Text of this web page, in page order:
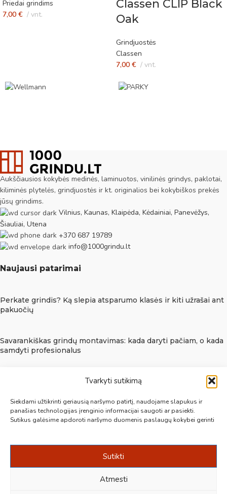
Tvarkyti sutikimą
Siekdami užtikrinti geriausią naršymo patirtį, naudojame slapukus ir
panašias technologijas įrenginio informacijai saugoti ar pasiekti.
Sutikus galėsime apdoroti naršymo duomenis paslaugų kokybei gerinti
Sutikti
Atmesti
Priedai grindims
7,00 € vnt.
Classen CLIP Black
Oak
Grindjuostės
Classen
7,00 € vnt.
Aukščiausios kokybės medinės, laminuotos, vinilinės grindys, paklotai,
kiliminės plytelės, grindjuostės ir kt. originalios bei kokybiškos prekės
jūsų grindims.
Vilnius, Kaunas, Klaipėda, Kėdainiai, Panevėžys,
Šiauliai, Utena
+370 687 19789
info@1000grindu.lt
Naujausi patarimai
Perkate grindis? Ką slepia atsparumo klasės ir kiti užrašai ant
pakuočių
Savarankiškas grindų montavimas: kada daryti pačiam, o kada
samdyti profesionalus
Grindų pakeitimas be dulkių: kada galima kloti naują grindų
Informacija
Pirkimo ir grąžinimo taisyklės
Sutarties atsisakymas